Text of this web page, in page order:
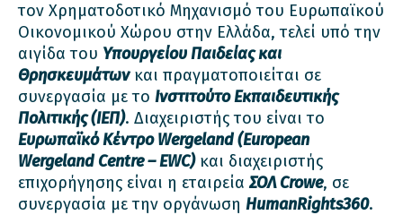
τον Χρηματοδοτικό Μηχανισμό του Ευρωπαϊκού
Οικονομικού Χώρου στην Ελλάδα, τελεί υπό την
αιγίδα του Υπουργείου Παιδείας και
Θρησκευμάτωνκαι πραγματοποιείται σε
συνεργασία με το Ινστιτούτο Εκπαιδευτικής
Πολιτικής (ΙΕΠ). Διαχειριστής του είναι το
Ευρωπαϊκό Κέντρο Wergeland (European
Wergeland Centre – EWC)και διαχειριστής
επιχορήγησης είναι η εταιρείαΣΟΛ Crowe, σε
συνεργασία με την οργάνωση HumanRights360.